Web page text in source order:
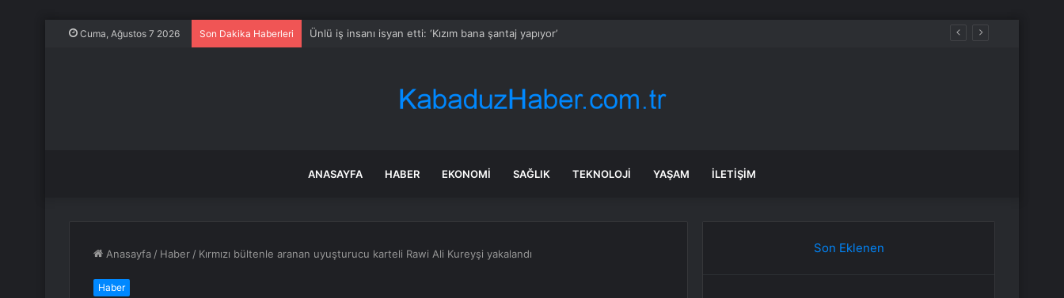
Cuma, Ağustos 7 2026 Son Dakika Haberleri River City Bank halka arzını hisse başına 45 dolardan fiyatladı
ANASAYFA HABER EKONOMI SAĞLIK TEKNOLOJI YAŞAM İLETIŞIM
Anasayfa / Haber / Kırmızı bültenle aranan uyuşturucu karteli Rawi Ali Kureyşi yakalandı
Haber
Son Eklenen